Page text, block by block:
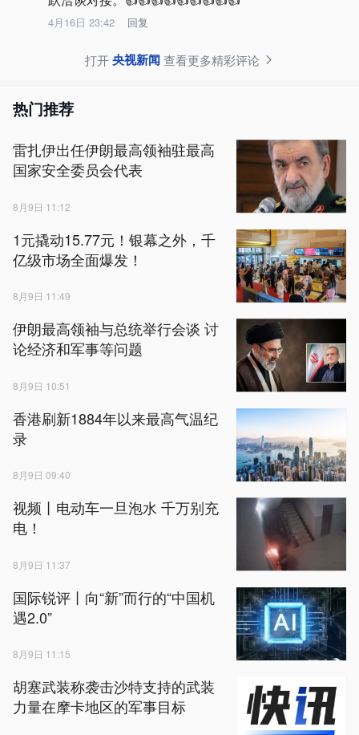
4月16日 23:42 回复
打开央视新闻查看更多精彩评论
热门推荐
雷扎伊出任伊朗最高领袖驻最高
国家安全委员会代表
8月9日 11:12
1元撬动15.77元！银幕之外，千
亿级市场全面爆发！
8月9日 11:49
伊朗最高领袖与总统举行会谈 讨
论经济和军事等问题
8月9日 10:51
香港刷新1884年以来最高气温纪
录
8月9日 09:40
视频丨电动车一旦泡水 千万别充
电！
8月9日 11:37
国际锐评丨向“新”而行的“中国机
遇2.0”
8月9日 11:15
胡塞武装称袭击沙特支持的武装
力量在摩卡地区的军事目标